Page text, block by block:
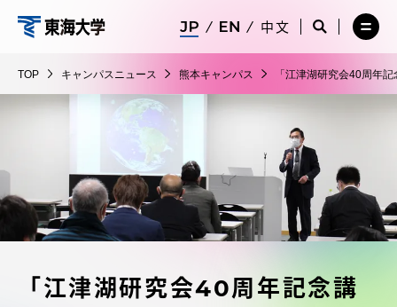
ッ
海
大
中文
サ
検
索
く
サ
イ
索
を
メ
ー
を
TOP キャンパスニュース 熊本キャンパス 「江津湖研究会40周年
「江津湖研究会40周年記念講
メ
ニ
を
閉
在学生・保護者向けポータル（TIPS）
教員・研究者ガイド
大学の概要